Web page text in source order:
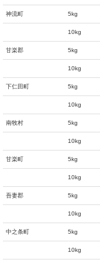
神流町 5kg
10kg
甘楽郡 5kg
10kg
下仁田町 5kg
10kg
南牧村 5kg
10kg
甘楽町 5kg
10kg
吾妻郡 5kg
10kg
中之条町 5kg
10kg